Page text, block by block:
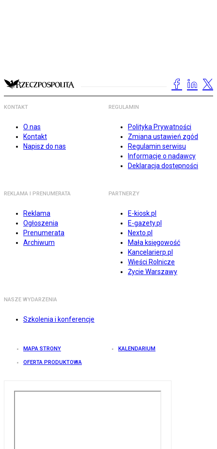
KONTAKT
O nas
Kontakt
Napisz do nas
REGULAMIN
Polityka Prywatności
Zmiana ustawień zgód
Regulamin serwisu
Informacje o nadawcy
Deklaracja dostępności
REKLAMA I PRENUMERATA
Reklama
Ogłoszenia
Prenumerata
Archiwum
PARTNERZY
E-kiosk.pl
E-gazety.pl
Nexto.pl
Mała księgowość
Kancelarierp.pl
Wieści Rolnicze
Życie Warszawy
NASZE WYDARZENIA
Szkolenia i konferencje
MAPA STRONY KALENDARIUM
OFERTA PRODUKTOWA